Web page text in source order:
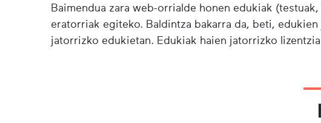
Baimendua zara web-orrialde honen edukiak
eratorriak egiteko. Baldintza bakarra da, beti, edukien
jatorrizko edukietan. Edukiak haien jatorrizko